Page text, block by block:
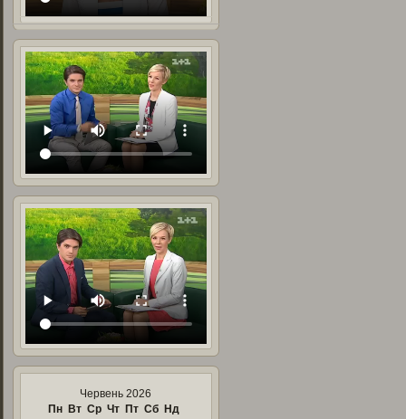
Червень 2026
Пн Вт Ср Чт Пт Сб Нд